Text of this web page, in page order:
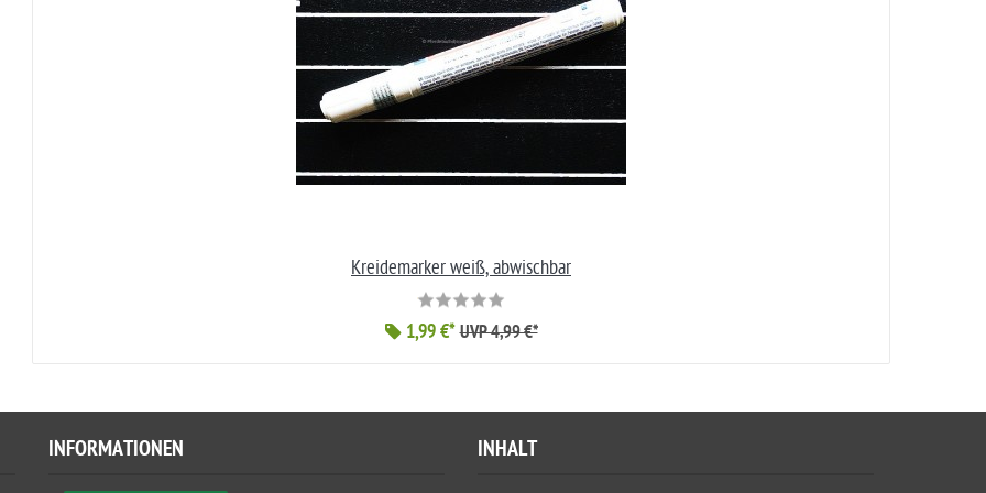
Kreidemarker weiß, abwischbar
1,99 €* UVP 4,99 €*
INFORMATIONEN INHALT